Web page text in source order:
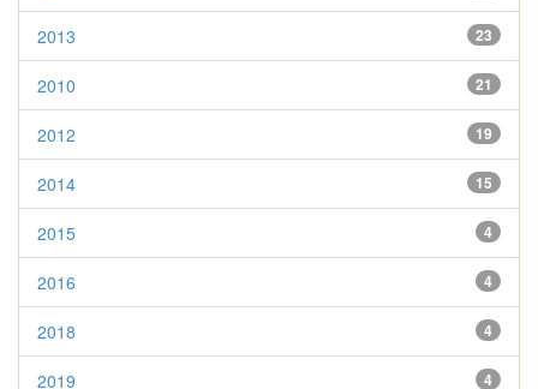
23
2013
21
2010
19
2012
15
2014
4
2015
4
2016
4
2018
4
2019